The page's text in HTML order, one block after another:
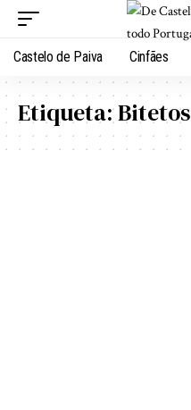
Castelo de Paiva Cinfães
Etiqueta:Bitetos